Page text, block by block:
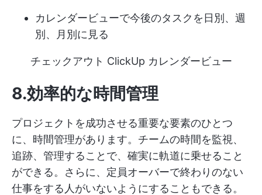
カレンダービューで今後のタスクを日別、週
別、月別に見る
チェックアウト ClickUp カレンダービュー
8.効率的な時間管理
プロジェクトを成功させる重要な要素のひとつ
に、時間管理があります。チームの時間を監視、
追跡、管理することで、確実に軌道に乗せること
ができる。さらに、定員オーバーで終わりのない
仕事をする人がいないようにすることもできる。